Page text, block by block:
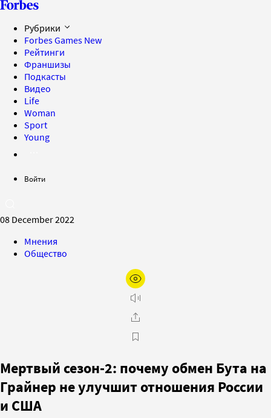
Рубрики
Forbes Games New
Рейтинги
Франшизы
Подкасты
Видео
Life
Woman
Sport
Young
Войти
08 December 2022
Мнения
Общество
Мертвый сезон-2: почему обмен Бута на
Грайнер не улучшит отношения России
и США